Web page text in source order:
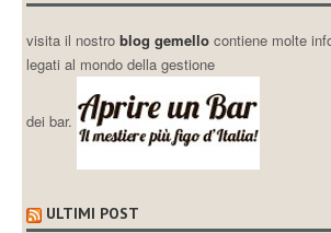
visita il nostroblog gemellocontiene molte
legati al mondo della gestione
dei bar.
ULTIMI POST